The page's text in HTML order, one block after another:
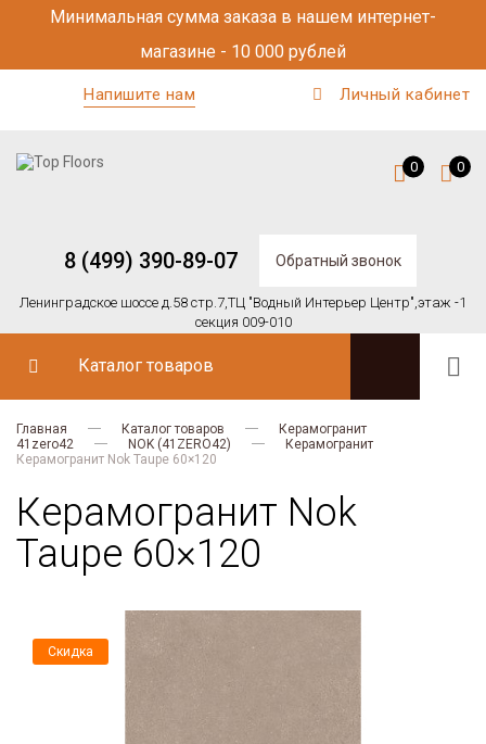
Минимальная сумма заказа в нашем интернет-
магазине - 10 000 рублей
Напишите нам Личный кабинет
8 (499) 390-89-07 Обратный звонок
Ленинградское шоссе д.58 стр.7,ТЦ "Водный Интерьер Центр",этаж -1
секция 009-010
0 0
Каталог товаров
Главная Каталог товаров
Керамогранит
41zero42
NOK (41ZERO42)
Керамогранит
Керамогранит Nok Taupe 60×120
Керамогранит Nok
Taupe 60×120
Скидка